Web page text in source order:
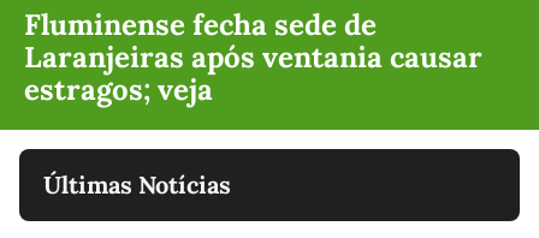
Fluminense fecha sede de
Laranjeiras após ventania causar
estragos; veja
Últimas Notícias